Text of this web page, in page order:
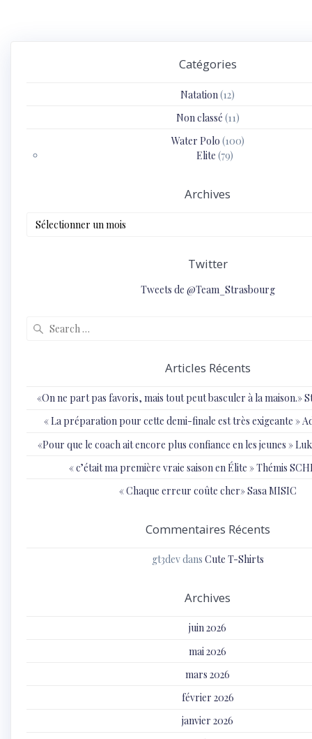
Catégories
Natation (12)
Non classé (11)
Water Polo (100)
Elite (79)
Archives
Twitter
Tweets de @Team_Strasbourg
Articles Récents
«On ne part pas favoris, mais tout peut basculer à la maison.»
« ⁠La préparation pour cette demi-finale est très exigeante »
«Pour que le coach ait encore plus confiance en les jeunes »
« c’était ma première vraie saison en Élite » Thémis
« Chaque erreur coûte cher» Sasa MISIC
Commentaires Récents
gt3devdans Cute T-Shirts
Archives
juin 2026
mai 2026
mars 2026
février 2026
janvier 2026